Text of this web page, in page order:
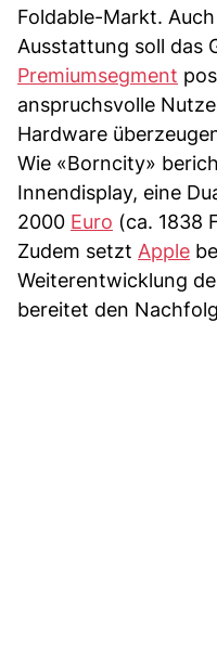
Foldable-Markt.
Ausstattung soll das
Premiumsegment
anspruchsvolle
Hardware
Wie «Borncity»
Innendisplay, eine
2000 Euro (ca. 1838
Zudem setzt Apple
Weiterentwicklung
bereitet den